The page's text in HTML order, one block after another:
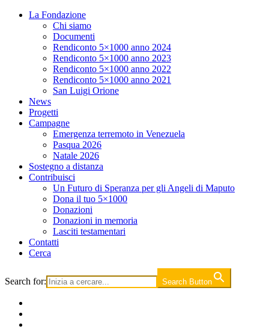
La Fondazione
Chi siamo
Documenti
Rendiconto 5×1000 anno 2024
Rendiconto 5×1000 anno 2023
Rendiconto 5×1000 anno 2022
Rendiconto 5×1000 anno 2021
San Luigi Orione
News
Progetti
Campagne
Emergenza terremoto in Venezuela
Pasqua 2026
Natale 2026
Sostegno a distanza
Contribuisci
Un Futuro di Speranza per gli Angeli di Maputo
Dona il tuo 5×1000
Donazioni
Donazioni in memoria
Lasciti testamentari
Contatti
Cerca
Search for: Search Button